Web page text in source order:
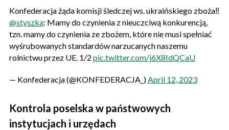
Konfederacja żąda komisji śledczej ws. ukraińskiego zboża‼️
@styszka: Mamy do czynienia z nieuczciwą konkurencją,
tzn. mamy do czynienia ze zbożem, które nie musi spełniać
wyśrubowanych standardów narzucanych naszemu
rolnictwu przez UE. 1/2 pic.twitter.com/j6X8IdQCaU
— Konfederacja (@KONFEDERACJA_) April 12, 2023
Kontrola poselska w państwowych
instytucjach i urzędach